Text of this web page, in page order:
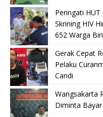
Peringati
Skrining HIV
652 Warga
Gerak Cepat
Pelaku
Candi
Wangsakarta
Diminta